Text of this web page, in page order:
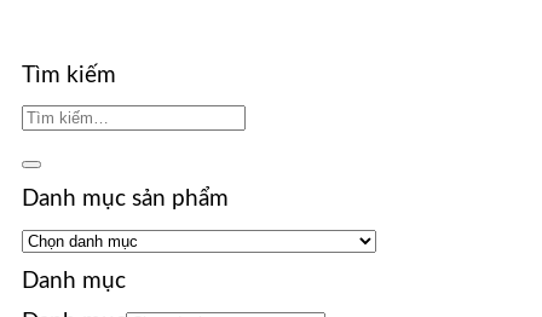
Tìm kiếm
Danh mục sản phẩm
Danh mục